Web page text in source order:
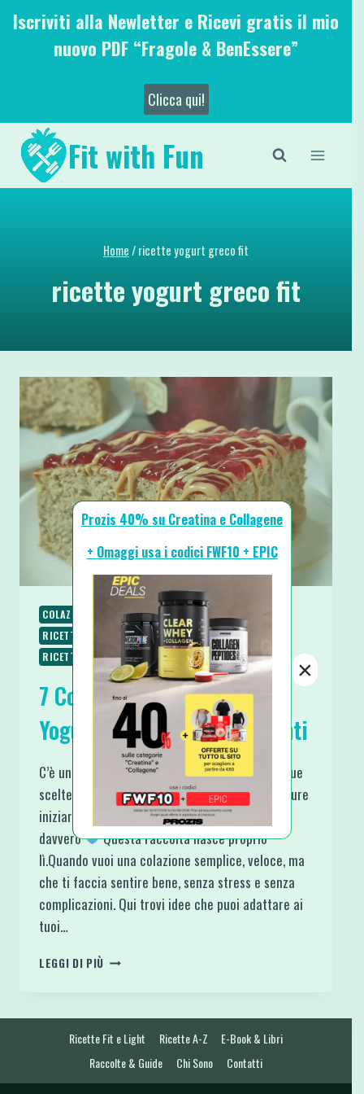
SaltaIscriviti alla Newletter e Ricevi gratis il mio
nuovo PDF “Fragole & BenEssere”
Clicca qui!
Fit with Fun
Home/ricette yogurt greco fit
ricette yogurt greco fit
COLAZIONE RACCOLTE & GUIDE
RICETTE DOLCI
RICETTE PROTEICHE
RICETTE SENZA ZUCCHERO
7 Colazioni Proteiche con
Yogurt Greco Facili e Sazianti
C’è un momento, spesso al mattino, in cui hai due
scelte:
improvvisare qualcosa al volo
oppure
iniziare la giornata con qualcosa che ti nutre
davvero
Questa raccolta nasce proprio
lì.Quando vuoi una colazione semplice, veloce, ma
che ti faccia sentire bene, senza stress e senza
complicazioni. Qui trovi idee che puoi adattare ai
tuoi…
LEGGI DI PIÙ
GRECO
FACILI
Ricette Fit e Light Ricette A-Z
E-Book & Libri
Raccolte & Guide
Chi Sono Contatti
Prozis 40% su Creatina e Collagene
+ Omaggi usa i codici FWF10 + EPIC
×